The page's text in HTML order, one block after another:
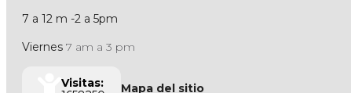
7 a 12 m -2 a 5pm
Viernes 7 am a 3 pm
Visitas:
Mapa del sitio